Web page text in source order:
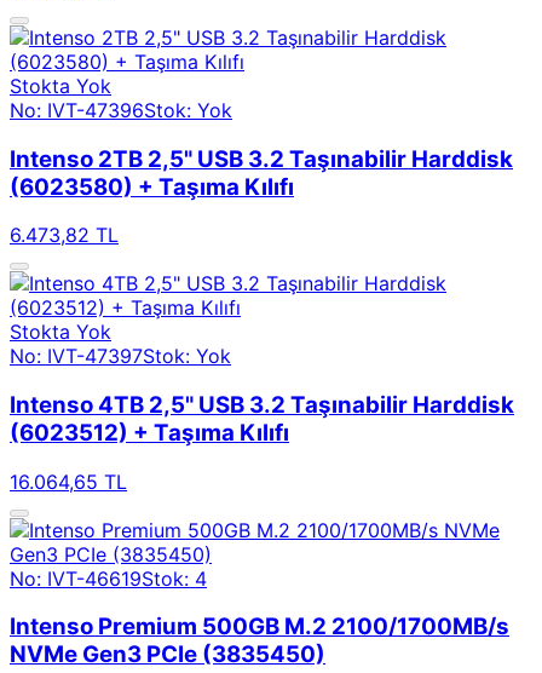
Stokta Yok
No: IVT-47396Stok: Yok
Intenso 2TB 2,5" USB 3.2 Taşınabilir Harddisk
(6023580) + Taşıma Kılıfı
6.473,82 TL
Stokta Yok
No: IVT-47397Stok: Yok
Intenso 4TB 2,5" USB 3.2 Taşınabilir Harddisk
(6023512) + Taşıma Kılıfı
16.064,65 TL
No: IVT-46619Stok: 4
Intenso Premium 500GB M.2 2100/1700MB/s
NVMe Gen3 PCIe (3835450)